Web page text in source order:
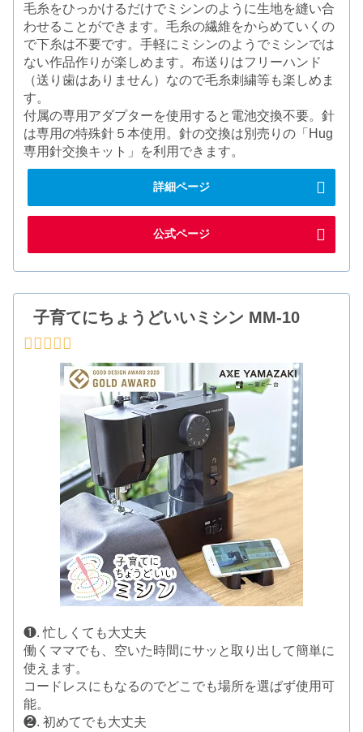
毛糸をひっかけるだけでミシンのように生地を縫い合
わせることができます。毛糸の繊維をからめていくの
で下糸は不要です。手軽にミシンのようでミシンでは
ない作品作りが楽しめます。布送りはフリーハンド
（送り歯はありません）なので毛糸刺繍等も楽しめま
す。
付属の専用アダプターを使用すると電池交換不要。針
は専用の特殊針５本使用。針の交換は別売りの「Hug
専用針交換キット」を利用できます。
詳細ページ
公式ページ
子育てにちょうどいいミシン MM-10
❶. 忙しくても大丈夫
働くママでも、空いた時間にサッと取り出して簡単に
使えます。
コードレスにもなるのでどこでも場所を選ばず使用可
能。
❷. 初めてでも大丈夫